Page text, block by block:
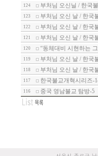
124 부처님 오신닐 / 한국
123 부처님 오신 날 / 한국
122 부처님 오신 날 / 한국
121 부처님 오신 날 / 한국
120 “동체대비 시현하는
119 부처님 오신 날 / 한국
118 부처님 오신 날 / 한국
117 한국불교개혁시리즈-
116 중국 영남불교 탐방-5